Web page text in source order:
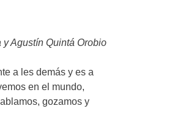
Agustín Quintá Orobio
a les demás y es a
en el mundo,
gozamos y